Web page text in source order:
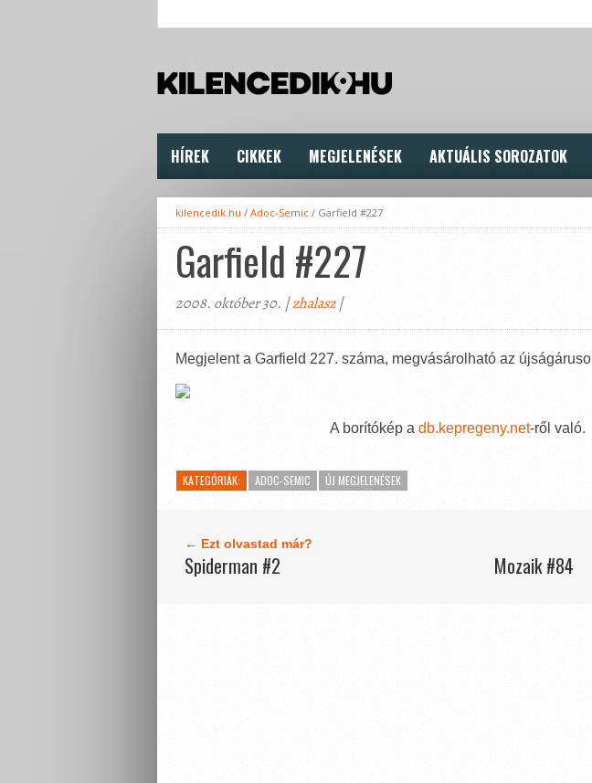
HÍREK CIKKEK MEGJELENÉSEK AKTUÁLIS SOROZATOK
kilencedik.hu / Adoc-Semic / Garfield #227
Garfield #227
2008. október 30. |zhalasz|
Megjelent a Garfield 227. száma, megvásárolható az
A borítókép adb.kepregeny.net-ről való.
KATEGÓRIÁK: ADOC-SEMIC ÚJ MEGJELENÉSEK
← Ezt olvastad már?
Spiderman #2 Mozaik #84